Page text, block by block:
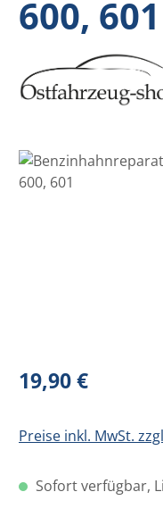
600, 601
Bildergalerie
Regulärer Preis:
19,90 €
Preise inkl. MwSt.
Sofort verfügbar,